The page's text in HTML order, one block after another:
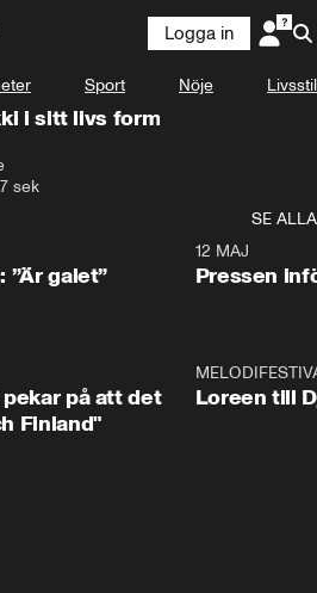
Logga in
Sport Nöje Livsstil
i sitt livs form
sek
SE ALLA
”Är galet”
12 MAJ
Pressen
på att det
Finland"
Loreen till